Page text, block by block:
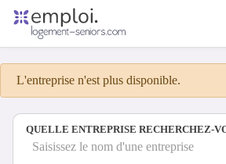
Offres d'emploi
Entreprises
Métiers
L'entreprise n'est plus disponible.
QUELLE ENTREPRISE RECHERCHEZ-
Saisissez le nom d'une entreprise